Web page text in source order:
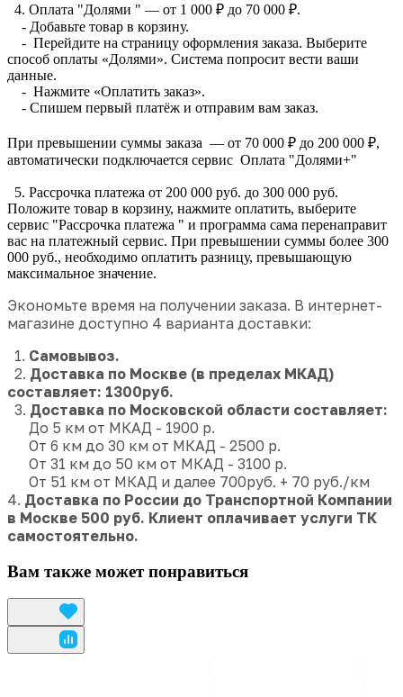
4. Оплата "Долями " — от 1 000 ₽ до 70 000 ₽.
- Добавьте товар в корзину.
- Перейдите на страницу оформления заказа. Выберите
способ оплаты «Долями». Система попросит вести ваши
данные.
- Нажмите «Оплатить заказ».
- Спишем первый платёж и отправим вам заказ.
При превышении суммы заказа — от 70 000 ₽ до 200 000 ₽,
автоматически подключается сервис Оплата "Долями+"
5. Рассрочка платежа от 200 000 руб. до 300 000 руб.
Положите товар в корзину, нажмите оплатить, выберите
сервис "Рассрочка платежа " и программа сама перенаправит
вас на платежный сервис. При превышении суммы более 300
000 руб., необходимо оплатить разницу, превышающую
максимальное значение.
Экономьте время на получении заказа. В интернет-
магазине доступно 4 варианта доставки:
1. Самовывоз.
2. Доставка по Москве (в пределах МКАД)
составляет: 1300руб.
3. Доставка по Московской области составляет:
До 5 км от МКАД - 1900 р.
От 6 км до 30 км от МКАД - 2500 р.
От 31 км до 50 км от МКАД - 3100 р.
От 51 км от МКАД и далее 700руб. + 70 руб./км
4. Доставка по России до Транспортной Компании
в Москве 500 руб. Клиент оплачивает услуги ТК
самостоятельно.
Вам также может понравиться